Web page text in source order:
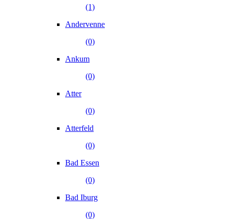
(1)
Andervenne
(0)
Ankum
(0)
Atter
(0)
Atterfeld
(0)
Bad Essen
(0)
Bad Iburg
(0)